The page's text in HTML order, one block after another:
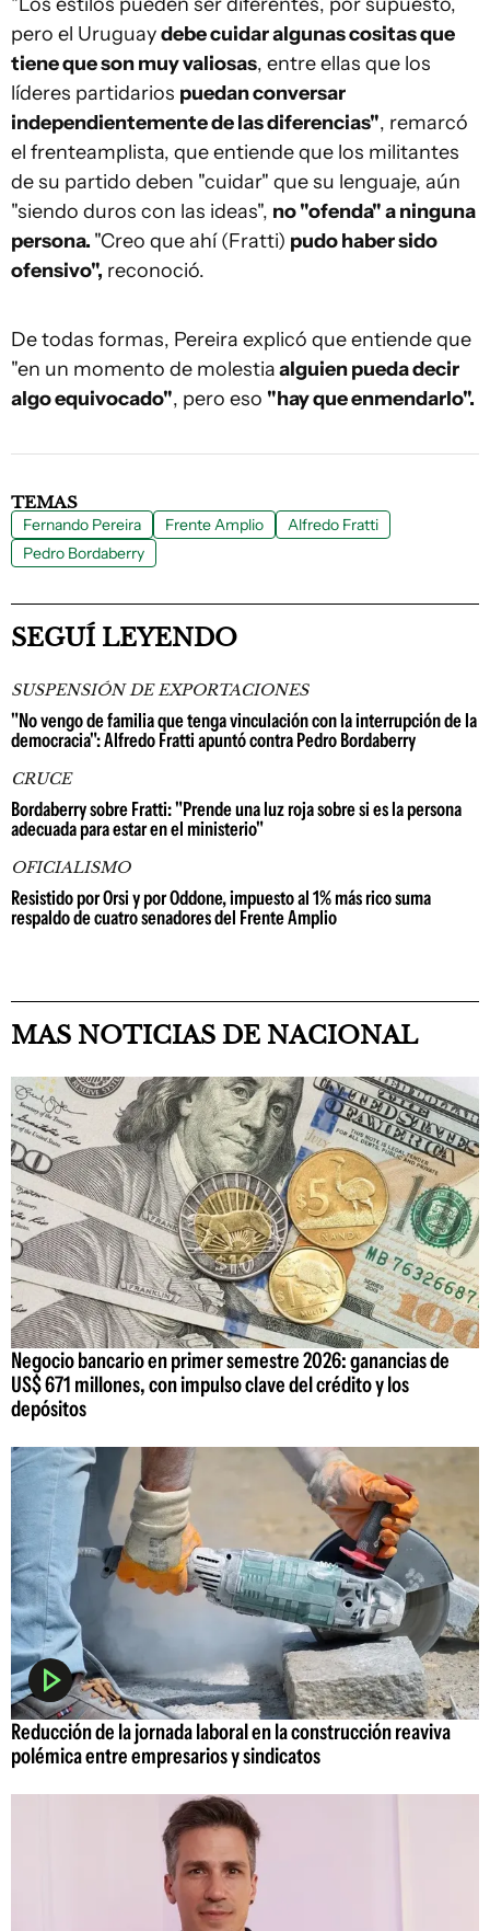
pero el Uruguaydebe cuidar algunas cositas que
tiene que son muy valiosas, entre ellas que los
líderes partidarios puedan conversar
independientemente de las diferencias", remarcó
el frenteamplista, que entiende que los militantes
de su partido deben "cuidar" que su lenguaje, aún
"siendo duros con las ideas", no "ofenda" a ninguna
persona. "Creo que ahí (Fratti) pudo haber sido
ofensivo", reconoció.
De todas formas, Pereira explicó que entiende que
"en un momento de molestiaalguien pueda decir
algo equivocado", pero eso "hay que enmendarlo".
TEMAS
Fernando Pereira Frente Amplio
Alfredo Fratti
Pedro Bordaberry
SEGUÍ LEYENDO
SUSPENSIÓN DE EXPORTACIONES
"No vengo de familia que tenga vinculación con la interrupción de la
democracia": Alfredo Fratti apuntó contra Pedro Bordaberry
CRUCE
Bordaberry sobre Fratti: "Prende una luz roja sobre si es la persona
adecuada para estar en el ministerio"
OFICIALISMO
Resistido por Orsi y por Oddone, impuesto al 1% más rico suma
respaldo de cuatro senadores del Frente Amplio
MAS NOTICIAS DE NACIONAL
Negocio bancario en primer semestre 2026: ganancias de
US$ 671 millones, con impulso clave del crédito y los
depósitos
Reducción de la jornada laboral en la construcción reaviva
polémica entre empresarios y sindicatos